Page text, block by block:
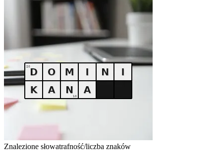
Znalezione słowatrafność/liczba znaków